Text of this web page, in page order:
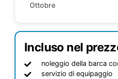
Ottobre
Incluso nel
noleggio della barca
servizio di equipaggio